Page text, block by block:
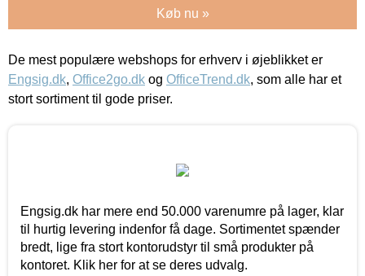
Køb nu »
De mest populære webshops for erhverv i øjeblikket er
Engsig.dk, Office2go.dk og OfficeTrend.dk, som alle har et
stort sortiment til gode priser.
Engsig.dk har mere end 50.000 varenumre på lager, klar
til hurtig levering indenfor få dage. Sortimentet spænder
bredt, lige fra stort kontorudstyr til små produkter på
kontoret. Klik her for at se deres udvalg.